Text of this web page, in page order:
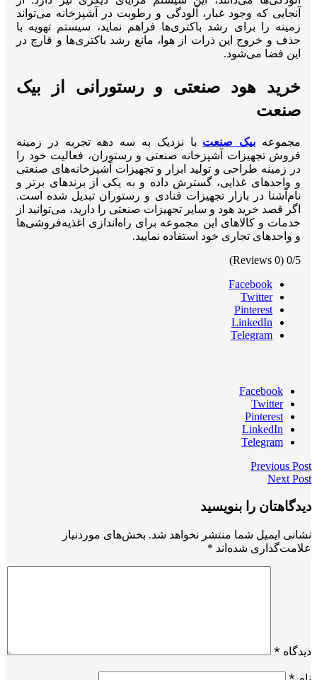
آنجایی که وجود غبار، آلودگی و رطوبت در آشپزخانه می‌تواند
زمینه‌ را برای رشد باکتری‌ها فراهم نماید، سیستم تهویه با
حذف و خروج این ذرات از هوا، مانع رشد باکتری‌ها و قارچ در
این فضا می‌شود.
خرید هود صنعتی و رستورانی از بیک
صنعت
مجموعه بیک صنعت با نزدیک به سه دهه تجربه در زمینه
فروش تجهیزات آشپزخانه صنعتی و رستوران، فعالیت خود را
در زمینه طراحی و تولید ابزار و تجهیزات آشپزخانه‌های صنعتی
و واحدهای غذایی، گسترش داده و به یکی از برندهای برتر و
نام‌آشنا در بازار تجهیزات قنادی و رستوران تبدیل شده است.
اگر قصد خرید هود و سایر تجهیزات صنعتی را دارید، می‌توانید از
خدمات و کالاهای این مجموعه برای راه‌اندازی اغذیه‌فروشی‌ها
و واحدهای تجاری خود استفاده نمایید.
0/5
(0 Reviews)
Facebook
Twitter
Pinterest
LinkedIn
Telegram
Facebook
Twitter
Pinterest
LinkedIn
Telegram
Previous Post
Next Post
دیدگاهتان را بنویسید
نشانی ایمیل شما منتشر نخواهد شد. بخش‌های موردنیاز
علامت‌گذاری شده‌اند *
دیدگاه *